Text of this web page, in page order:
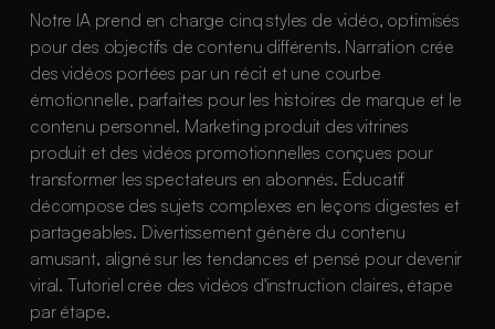
Notre IA prend en charge cinq styles de vidéo, optimisés
pour des objectifs de contenu différents. Narration crée
des vidéos portées par un récit et une courbe
émotionnelle, parfaites pour les histoires de marque et le
contenu personnel. Marketing produit des vitrines
produit et des vidéos promotionnelles conçues pour
transformer les spectateurs en abonnés. Éducatif
décompose des sujets complexes en leçons digestes et
partageables. Divertissement génère du contenu
amusant, aligné sur les tendances et pensé pour devenir
viral. Tutoriel crée des vidéos d'instruction claires, étape
par étape.